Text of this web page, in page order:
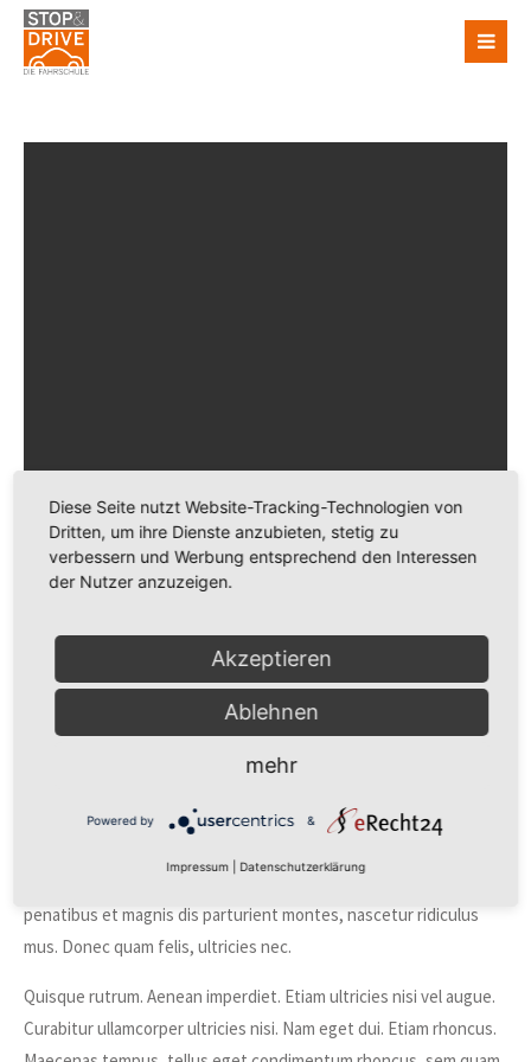
PROJECT DETAILS
Branding, Mockups
Consulting
ABOUT
commodo ligula eget dolor. Aenean massa. Cum sociis natoque
penatibus et magnis dis parturient montes, nascetur ridiculus
mus. Donec quam felis, ultricies nec.
Quisque rutrum. Aenean imperdiet. Etiam ultricies nisi vel augue.
Curabitur ullamcorper ultricies nisi. Nam eget dui. Etiam rhoncus.
Diese Seite nutzt Website-Tracking-Technologien von
Dritten, um ihre Dienste anzubieten, stetig zu
verbessern und Werbung entsprechend den Interessen
der Nutzer anzuzeigen.
Akzeptieren
Ablehnen
mehr
Powered by &
Impressum Datenschutzerklärung